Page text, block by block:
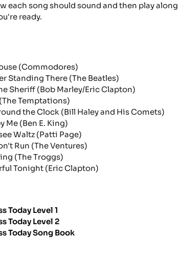
each song should sound and then play along
ready.
(Commodores)
Standing There (The Beatles)
Sheriff (Bob Marley/Eric Clapton)
(The Temptations)
the Clock (Bill Haley and His Comets)
Me (Ben E. King)
Waltz (Patti Page)
Run (The Ventures)
(The Troggs)
Tonight (Eric Clapton)
Today Level 1
Today Level 2
Today Song Book